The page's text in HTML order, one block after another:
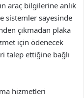
araç bilgilerine anlık
sistemler sayesinde
çıkmadan plaka
için ödenecek
talep ettiğine bağlı
hizmetleri